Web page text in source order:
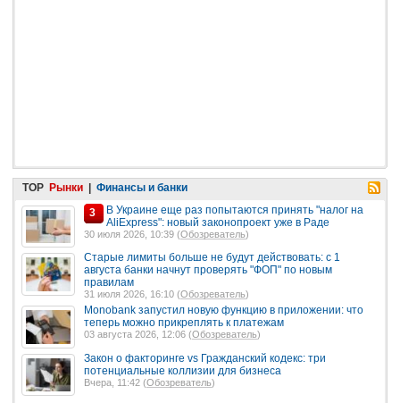
TOP Рынки | Финансы и банки
3
В Украине еще раз попытаются принять "налог на
AliExpress": новый законопроект уже в Раде
30 июля 2026, 10:39 (Обозреватель)
Старые лимиты больше не будут действовать: с 1
августа банки начнут проверять "ФОП" по новым
правилам
31 июля 2026, 16:10 (Обозреватель)
Monobank запустил новую функцию в приложении: что
теперь можно прикреплять к платежам
03 августа 2026, 12:06 (Обозреватель)
Закон о факторинге vs Гражданский кодекс: три
потенциальные коллизии для бизнеса
Вчера, 11:42 (Обозреватель)